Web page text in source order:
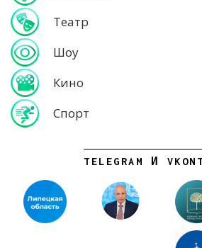
Театр
Шоу
Кино
Спорт
TELEGRAM И